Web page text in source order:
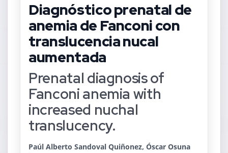
Diagnóstico prenatal de
anemia de Fanconi con
translucencia nucal
aumentada
Prenatal diagnosis of
Fanconi anemia with
increased nuchal
translucency.
Paúl Alberto Sandoval Quiñonez, Óscar Osuna